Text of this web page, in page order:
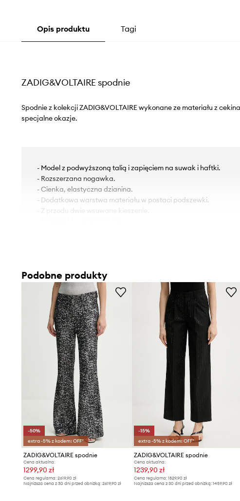
Opis produktu Tagi
ZADIG&VOLTAIRE spodnie
Spodnie z kolekcji ZADIG&VOLTAIRE wykonane ze materiału z
specjalne okazje.
- Model z podwyższoną talią i zapięciem na suwak i haftki.
- Rozszerzana nogawka.
- Cienka, elastyczna dzianina.
- Dodatkowa warstwa materiału w postaci podszewki.
- Z przodu dwie wsuwane kieszenie.
- Długość zewnętrzna nogawki: 110 cm.
- Wymiary podane dla rozmiaru: 36.
Podobne produkty
-50%
extra -5% z kodem: OFF*
ZADIG&VOLTAIRE spodnie
Cena aktualna:
1299,90 zł
Cena regularna: 2619,90 zł
Najniższa cena z 30 dni przed obniżką: 2619,90 zł
-15%
extra -5% z kodem: OFF*
ZADIG&VOLTAIRE spodnie
Cena aktualna:
1239,90 zł
Cena regularna:1829,90 zł
Najniższa cena z 30 dni przed obniżką:1459,90 zł